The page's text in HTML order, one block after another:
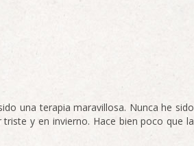
una terapia maravillosa. Nunca he sido
y en invierno. Hace bien poco que la